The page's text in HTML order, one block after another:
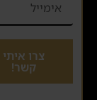
צרו איתי
קשר!